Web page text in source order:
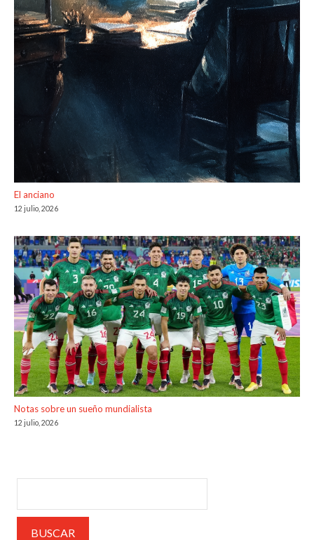
El anciano
12 julio, 2026
Notas sobre un sueño mundialista
12 julio, 2026